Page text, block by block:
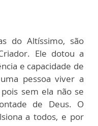
do Altíssimo, são
Ele dotou a
e capacidade de
pessoa viver a
sem ela não se
de Deus. O
a todos, e por